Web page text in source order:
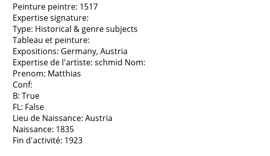
Peinture peintre: 1517
Expertise signature:
Type: Historical & genre subjects
Tableau et peinture:
Expositions: Germany, Austria
Expertise de l'artiste: schmid Nom:
Prenom: Matthias
Conf:
B: True
FL: False
Lieu de Naissance: Austria
Naissance: 1835
Fin d'activité: 1923